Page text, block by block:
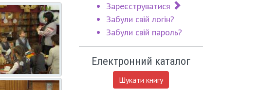
Зареєструватися
Забули свій логін?
Забули свій пароль?
Електронний каталог
Шукати книгу